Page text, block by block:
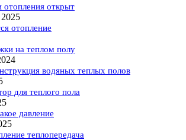
отопления открыт
отопление
на теплом полу
водяных теплых полов
для теплого пола
давление
теплопередача